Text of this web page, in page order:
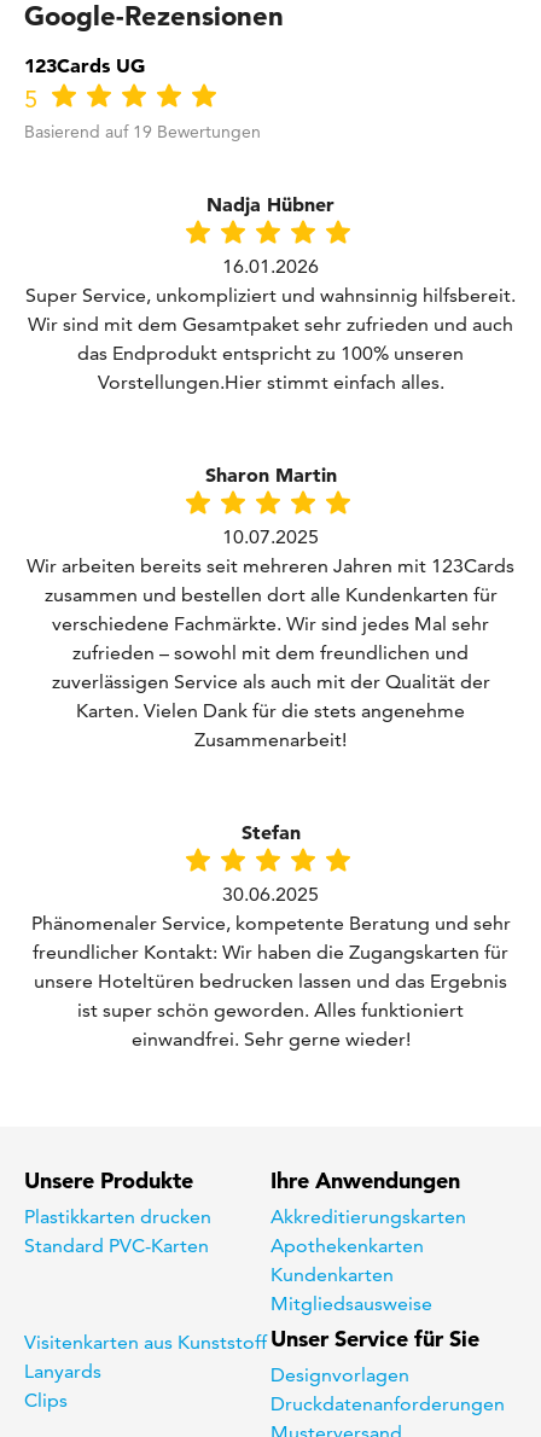
Google-Rezensionen
123Cards UG
5
Basierend auf 19 Bewertungen
Nadja Hübner
16.01.2026
Super Service, unkompliziert und wahnsinnig hilfsbereit.
Wir sind mit dem Gesamtpaket sehr zufrieden und auch
das Endprodukt entspricht zu 100% unseren
Vorstellungen.Hier stimmt einfach alles.
Sharon Martin
10.07.2025
Wir arbeiten bereits seit mehreren Jahren mit 123Cards
zusammen und bestellen dort alle Kundenkarten für
verschiedene Fachmärkte. Wir sind jedes Mal sehr
zufrieden – sowohl mit dem freundlichen und
zuverlässigen Service als auch mit der Qualität der
Karten. Vielen Dank für die stets angenehme
Zusammenarbeit!
Stefan
30.06.2025
Phänomenaler Service, kompetente Beratung und sehr
freundlicher Kontakt: Wir haben die Zugangskarten für
unsere Hoteltüren bedrucken lassen und das Ergebnis
ist super schön geworden. Alles funktioniert
einwandfrei. Sehr gerne wieder!
Unsere Produkte
Plastikkarten drucken
Standard PVC-Karten
Ihre Anwendungen
Akkreditierungskarten
Apothekenkarten
Kundenkarten
Mitgliedsausweise
Visitenkarten aus Kunststoff
Lanyards
Clips
Unser Service für Sie
Designvorlagen
Druckdatenanforderungen